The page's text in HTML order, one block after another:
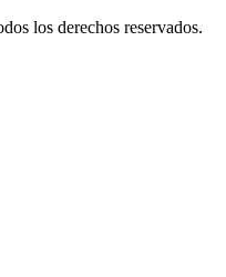
los derechos reservados.